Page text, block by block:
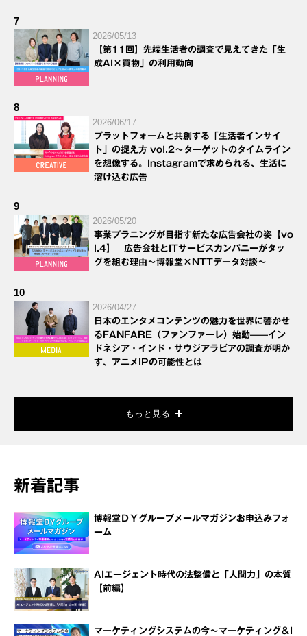
7
2026/05/13
【第11回】先端生活者の調査で見えてきた「生
成AI×買物」の利用動向
8
2026/06/17
プラットフォームと共創する「生活者インサイ
ト」の捉え方 vol.2～ターゲットのタイムライン
を想像する。Instagramで求められる、生活に
溶け込む広告
9
2026/05/20
事業プラニングが目指す新たな広告会社の姿【vo
l.4】 広告会社とITサービスカンパニーがタッ
グを組む理由～博報堂×NTTデータ対談～
10
2026/04/27
日本のエンタメコンテンツの魅力を世界に響かせ
るFANFARE（ファンファーレ）始動——イン
ドネシア・インド・サウジアラビアの調査が明か
す、アニメIPの可能性とは
もっと見る
新着記事
博報堂ＤＹグループメールマガジンお申込みフォ
ーム
AIエージェント時代の法整備と「人間力」の本質
【前編】
マーケティングシステムの今～マーケティング＆I